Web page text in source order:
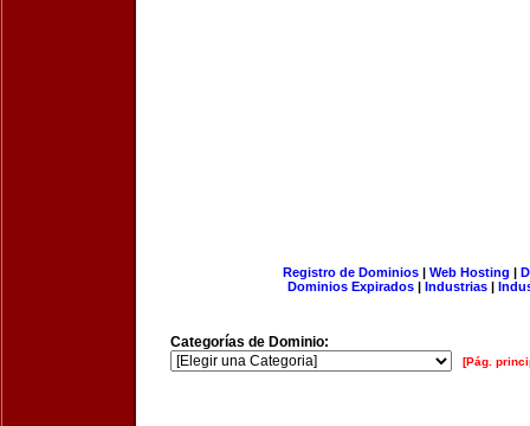
Registro de Dominios| Web Hosting |
Dominios Expirados | Industrias |
Categorías de Dominio:
[Pág.